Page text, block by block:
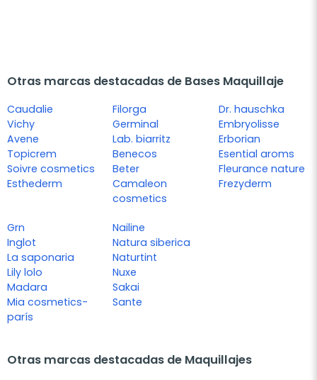
Otras marcas destacadas de Bases Maquillaje
Caudalie
Vichy
Avene
Topicrem
Soivre cosmetics
Esthederm
Filorga
Germinal
Lab. biarritz
Benecos
Beter
Camaleon
cosmetics
Dr. hauschka
Embryolisse
Erborian
Esential aroms
Fleurance nature
Frezyderm
Grn
Inglot
La saponaria
Lily lolo
Madara
Mia cosmetics-
parís
Nailine
Natura siberica
Naturtint
Nuxe
Sakai
Sante
Otras marcas destacadas de Maquillajes